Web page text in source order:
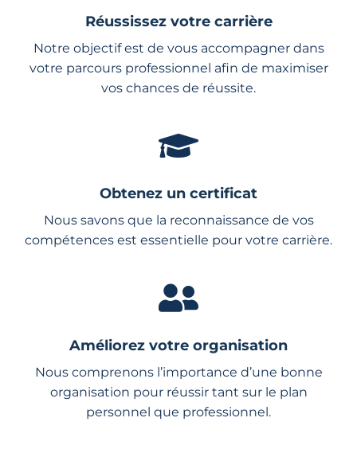
Réussissez votre carrière
Notre objectif est de vous accompagner dans
votre parcours professionnel afin de maximiser
vos chances de réussite.
Obtenez un certificat
Nous savons que la reconnaissance de vos
compétences est essentielle pour votre carrière.
Améliorez votre organisation
Nous comprenons l’importance d’une bonne
organisation pour réussir tant sur le plan
personnel que professionnel.